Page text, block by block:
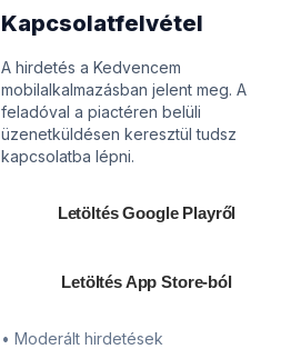
Kapcsolatfelvétel
A hirdetés a Kedvencem
mobilalkalmazásban jelent meg. A
feladóval a piactéren belüli
üzenetküldésen keresztül tudsz
kapcsolatba lépni.
Letöltés Google Playről
Letöltés App Store-ból
• Moderált hirdetések